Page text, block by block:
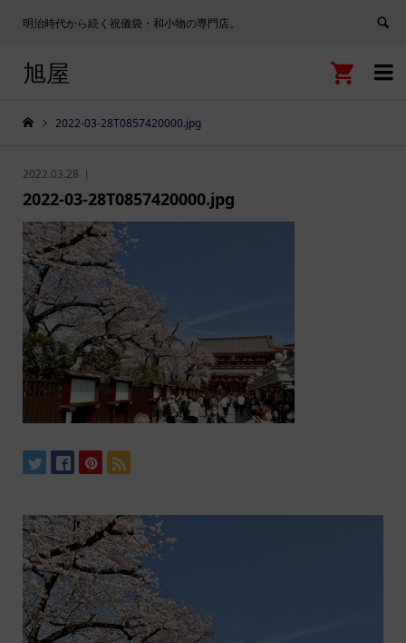
明治時代から続く祝儀袋・和小物の専門店。

旭屋 
2022-03-28T0857420000.jpg
2022.03.28
2022-03-28T0857420000.jpg